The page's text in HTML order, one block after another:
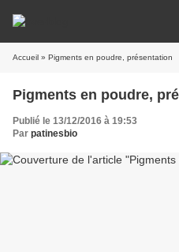
Accueil » Pigments en poudre, présentation
Pigments en poudre,
Publié le 13/12/2016 à 19:53
Par patinesbio